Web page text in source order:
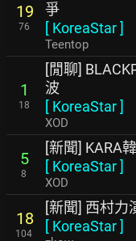
19
76
爭
[ KoreaStar]
Teentop
1
18
[閒聊]
波
[ KoreaStar]
XOD
5
8
[新聞] KARA
[ KoreaStar]
XOD
18
104
[新聞] 西村力
[ KoreaStar]